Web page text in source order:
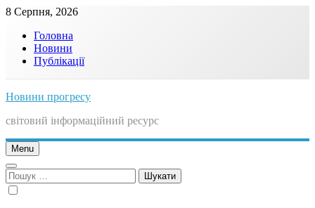
Skip
content
8 Серпня, 2026
Головна
Новини
Публікації
Новини прогресу
світовий інформаційний ресурс
Menu
Пошук: